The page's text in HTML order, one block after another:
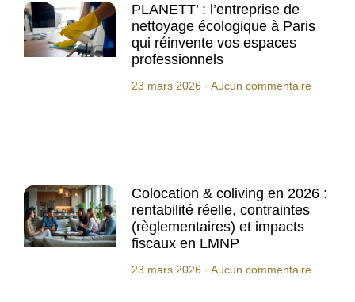
PLANETT’ : l’entreprise de
nettoyage écologique à Paris
qui réinvente vos espaces
professionnels
23 mars 2026 Aucun commentaire
Colocation & coliving en 2026 :
rentabilité réelle, contraintes
(règlementaires) et impacts
fiscaux en LMNP
23 mars 2026 Aucun commentaire